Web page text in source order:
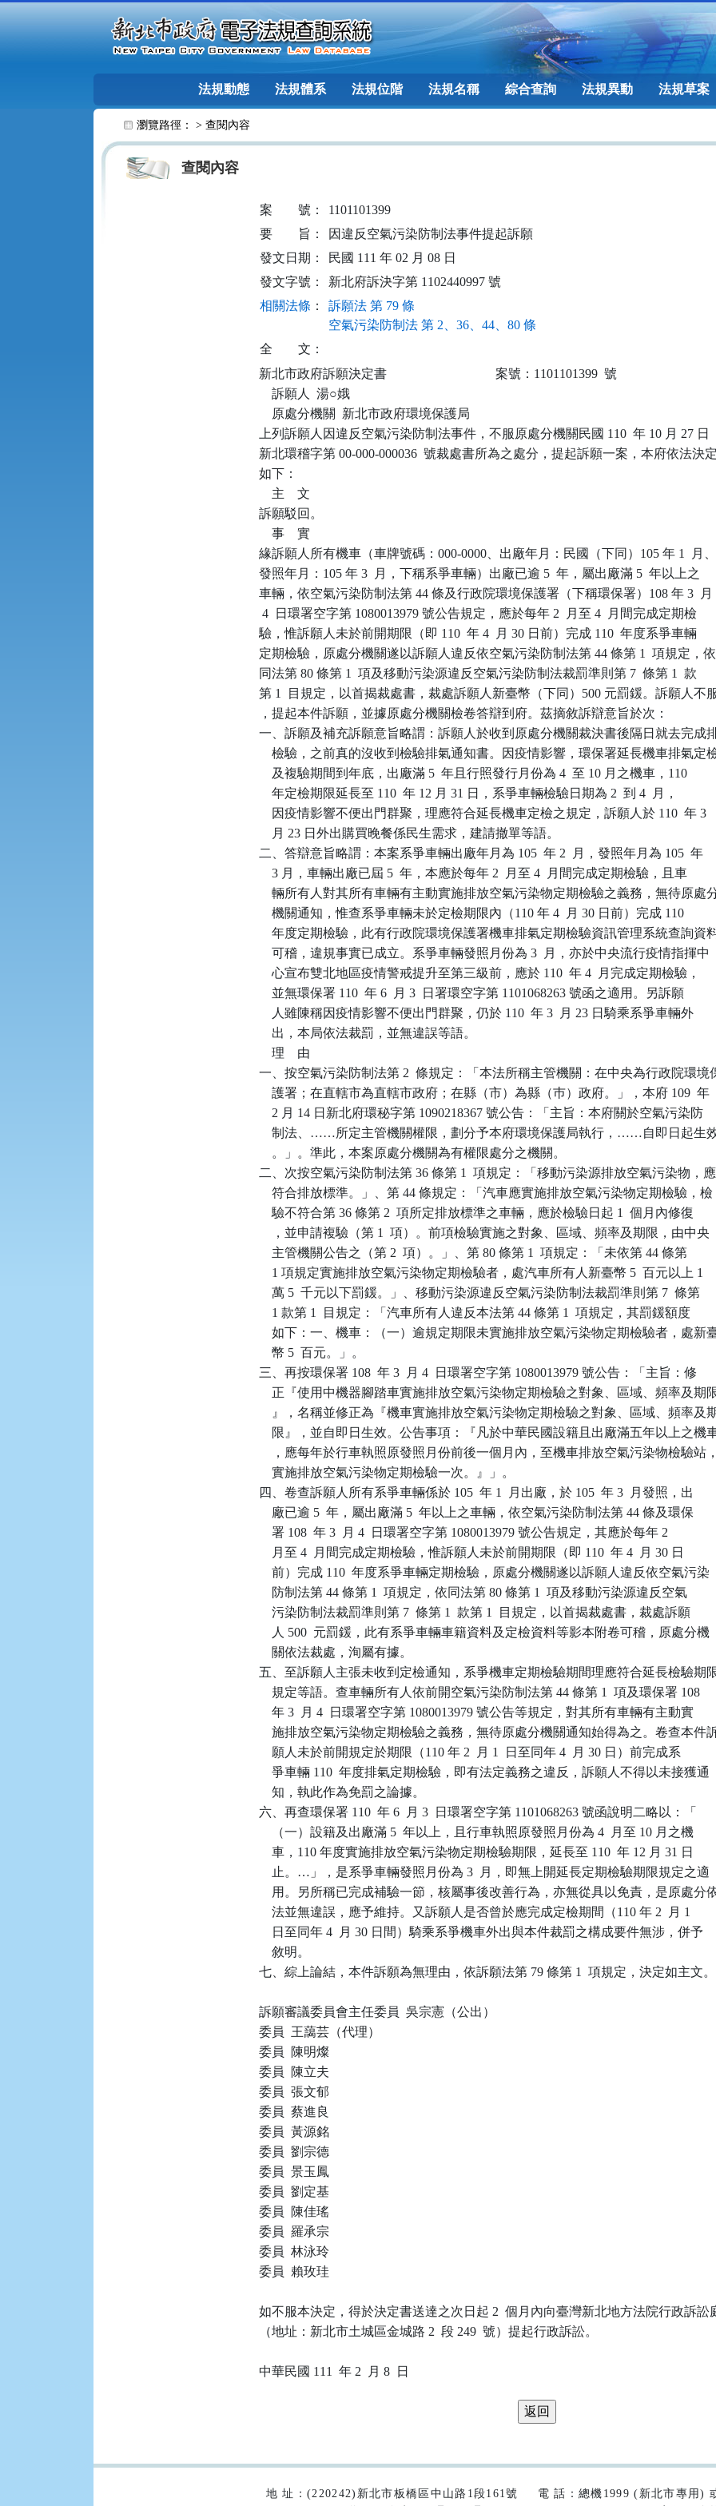
法規動態 法規體系 法規位階 法規名稱 綜合查詢 法規異動 法規草案
瀏覽路徑： > 查閱內容
查閱內容
案 號：
1101101399
要
旨：
因違反空氣污染防制法事件提起訴願
發文日期：
民國 111 年 02 月 08 日
發文字號：
新北府訴決字第 1102440997 號
相關法條 ：
訴願法 第 79 條
空氣污染防制法 第 2、36、44、80 條
全
文：
新北市政府訴願決定書                                  案號：1101101399  號
    訴願人  湯○娥
    原處分機關  新北市政府環境保護局
上列訴願人因違反空氣污染防制法事件，不服原處分機關民國 110  年 10 月 27 日
新北環稽字第 00-000-000036  號裁處書所為之處分，提起訴願一案，本府依法決定
如下：
    主    文
訴願駁回。
    事    實
緣訴願人所有機車（車牌號碼：000-0000、出廠年月：民國（下同）105 年 1  月、
發照年月：105 年 3  月，下稱系爭車輛）出廠已逾 5  年，屬出廠滿 5  年以上之
車輛，依空氣污染防制法第 44 條及行政院環境保護署（下稱環保署）108 年 3  月
4  日環署空字第 1080013979 號公告規定，應於每年 2  月至 4  月間完成定期檢
驗，惟訴願人未於前開期限（即 110  年 4  月 30 日前）完成 110  年度系爭車輛
定期檢驗，原處分機關遂以訴願人違反依空氣污染防制法第 44 條第 1  項規定，依
同法第 80 條第 1  項及移動污染源違反空氣污染防制法裁罰準則第 7  條第 1  款
第 1  目規定，以首揭裁處書，裁處訴願人新臺幣（下同）500 元罰鍰。訴願人不
，提起本件訴願，並據原處分機關檢卷答辯到府。茲摘敘訴辯意旨於次：
一、訴願及補充訴願意旨略謂：訴願人於收到原處分機關裁決書後隔日就去完成
檢驗，之前真的沒收到檢驗排氣通知書。因疫情影響，環保署延長機車排氣定
    及複驗期間到年底，出廠滿 5  年且行照發行月份為 4  至 10 月之機車，110
    年定檢期限延長至 110  年 12 月 31 日，系爭車輛檢驗日期為 2  到 4  月，
    因疫情影響不便出門群聚，理應符合延長機車定檢之規定，訴願人於 110  年 3
    月 23 日外出購買晚餐係民生需求，建請撤單等語。
二、答辯意旨略謂：本案系爭車輛出廠年月為 105  年 2  月，發照年月為 105  年
    3 月，車輛出廠已屆 5  年，本應於每年 2  月至 4  月間完成定期檢驗，且車
輛所有人對其所有車輛有主動實施排放空氣污染物定期檢驗之義務，無待原處
    機關通知，惟查系爭車輛未於定檢期限內（110 年 4  月 30 日前）完成 110
年度定期檢驗，此有行政院環境保護署機車排氣定期檢驗資訊管理系統查詢資
    可稽，違規事實已成立。系爭車輛發照月份為 3  月，亦於中央流行疫情指揮中
    心宣布雙北地區疫情警戒提升至第三級前，應於 110  年 4  月完成定期檢驗，
    並無環保署 110  年 6  月 3  日署環空字第 1101068263 號函之適用。另訴願
    人雖陳稱因疫情影響不便出門群聚，仍於 110  年 3  月 23 日騎乘系爭車輛外
    出，本局依法裁罰，並無違誤等語。
    理    由
一、按空氣污染防制法第 2  條規定：「本法所稱主管機關：在中央為行政院環境
    護署；在直轄市為直轄市政府；在縣（市）為縣（巿）政府。」，本府 109  年
    2 月 14 日新北府環秘字第 1090218367 號公告：「主旨：本府關於空氣污染防
制法、……所定主管機關權限，劃分予本府環境保護局執行，……自即日起生
    。」。準此，本案原處分機關為有權限處分之機關。
二、次按空氣污染防制法第 36 條第 1  項規定：「移動污染源排放空氣污染物，應
    符合排放標準。」、第 44 條規定：「汽車應實施排放空氣污染物定期檢驗，檢
    驗不符合第 36 條第 2  項所定排放標準之車輛，應於檢驗日起 1  個月內修復
    ，並申請複驗（第 1  項）。前項檢驗實施之對象、區域、頻率及期限，由中央
    主管機關公告之（第 2  項）。」、第 80 條第 1  項規定：「未依第 44 條第
    1 項規定實施排放空氣污染物定期檢驗者，處汽車所有人新臺幣 5  百元以上 1
    萬 5  千元以下罰鍰。」、移動污染源違反空氣污染防制法裁罰準則第 7  條第
    1 款第 1  目規定：「汽車所有人違反本法第 44 條第 1  項規定，其罰鍰額度
如下：一、機車：（一）逾規定期限未實施排放空氣污染物定期檢驗者，處新
    幣 5  百元。」。
三、再按環保署 108  年 3  月 4  日環署空字第 1080013979 號公告：「主旨：修
正『使用中機器腳踏車實施排放空氣污染物定期檢驗之對象、區域、頻率及期
』，名稱並修正為『機車實施排放空氣污染物定期檢驗之對象、區域、頻率及
限』，並自即日生效。公告事項：『凡於中華民國設籍且出廠滿五年以上之機
    ，應每年於行車執照原發照月份前後一個月內，至機車排放空氣污染物檢驗站，
    實施排放空氣污染物定期檢驗一次。』」。
四、卷查訴願人所有系爭車輛係於 105  年 1  月出廠，於 105  年 3  月發照，出
    廠已逾 5  年，屬出廠滿 5  年以上之車輛，依空氣污染防制法第 44 條及環保
    署 108  年 3  月 4  日環署空字第 1080013979 號公告規定，其應於每年 2
    月至 4  月間完成定期檢驗，惟訴願人未於前開期限（即 110  年 4  月 30 日
    前）完成 110  年度系爭車輛定期檢驗，原處分機關遂以訴願人違反依空氣污染
    防制法第 44 條第 1  項規定，依同法第 80 條第 1  項及移動污染源違反空氣
    污染防制法裁罰準則第 7  條第 1  款第 1  目規定，以首揭裁處書，裁處訴願
    人 500  元罰鍰，此有系爭車輛車籍資料及定檢資料等影本附卷可稽，原處分機
    關依法裁處，洵屬有據。
五、至訴願人主張未收到定檢通知，系爭機車定期檢驗期間理應符合延長檢驗期
    規定等語。查車輛所有人依前開空氣污染防制法第 44 條第 1  項及環保署 108
    年 3  月 4  日環署空字第 1080013979 號公告等規定，對其所有車輛有主動實
施排放空氣污染物定期檢驗之義務，無待原處分機關通知始得為之。卷查本件
    願人未於前開規定於期限（110 年 2  月 1  日至同年 4  月 30 日）前完成系
    爭車輛 110  年度排氣定期檢驗，即有法定義務之違反，訴願人不得以未接獲通
    知，執此作為免罰之論據。
六、再查環保署 110  年 6  月 3  日環署空字第 1101068263 號函說明二略以：「
    （一）設籍及出廠滿 5  年以上，且行車執照原發照月份為 4  月至 10 月之機
    車，110 年度實施排放空氣污染物定期檢驗期限，延長至 110  年 12 月 31 日
    止。…」，是系爭車輛發照月份為 3  月，即無上開延長定期檢驗期限規定之適
用。另所稱已完成補驗一節，核屬事後改善行為，亦無從具以免責，是原處分
    法並無違誤，應予維持。又訴願人是否曾於應完成定檢期間（110 年 2  月 1
    日至同年 4  月 30 日間）騎乘系爭機車外出與本件裁罰之構成要件無涉，併予
    敘明。
七、綜上論結，本件訴願為無理由，依訴願法第 79 條第 1  項規定，決定如主文。
訴願審議委員會主任委員  吳宗憲（公出）
委員  王藹芸（代理）
委員  陳明燦
委員  陳立夫
委員  張文郁
委員  蔡進良
委員  黃源銘
委員  劉宗德
委員  景玉鳳
委員  劉定基
委員  陳佳瑤
委員  羅承宗
委員  林泳玲
委員  賴玫珪
如不服本決定，得於決定書送達之次日起 2  個月內向臺灣新北地方法院行政訴訟
（地址：新北市土城區金城路 2  段 249  號）提起行政訴訟。
地 址：(220242)新北市板橋區中山路1段161號
電 話：總機1999 (新北市專用)